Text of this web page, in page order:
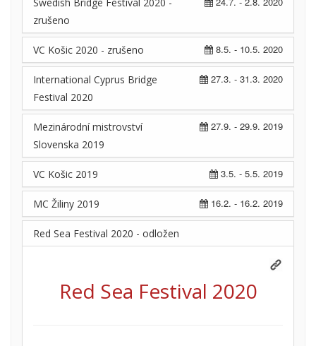
zrušeno
8.5. - 10.5. 2020
VC Košic 2020 - zrušeno
27.3. - 31.3. 2020
International Cyprus Bridge
Festival 2020
27.9. - 29.9. 2019
Mezinárodní mistrovství
Slovenska 2019
3.5. - 5.5. 2019
VC Košic 2019
16.2. - 16.2. 2019
MC Žiliny 2019
Red Sea Festival 2020 - odložen
Red Sea Festival 2020